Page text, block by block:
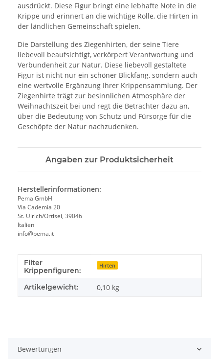
ausdrückt. Diese Figur bringt eine lebhafte Note in die
Krippe und erinnert an die wichtige Rolle, die Hirten in
der ländlichen Gemeinschaft spielen.
Die Darstellung des Ziegenhirten, der seine Tiere
liebevoll beaufsichtigt, verkörpert Verantwortung und
Verbundenheit zur Natur. Diese liebevoll gestaltete
Figur ist nicht nur ein schöner Blickfang, sondern auch
eine wertvolle Ergänzung Ihrer Krippensammlung. Der
Ziegenhirte trägt zur besinnlichen Atmosphäre der
Weihnachtszeit bei und regt die Betrachter dazu an,
über die Bedeutung von Schutz und Fürsorge für die
Geschöpfe der Natur nachzudenken.
Angaben zur Produktsicherheit
Herstellerinformationen:
Pema GmbH
Via Cademia 20
St. Ulrich/Ortisei, 39046
Italien
info@pema.it
Produkteigenschaft
Wert
Filter
Krippenfiguren:
Hirten
Artikelgewicht: 0,10 kg
Bewertungen